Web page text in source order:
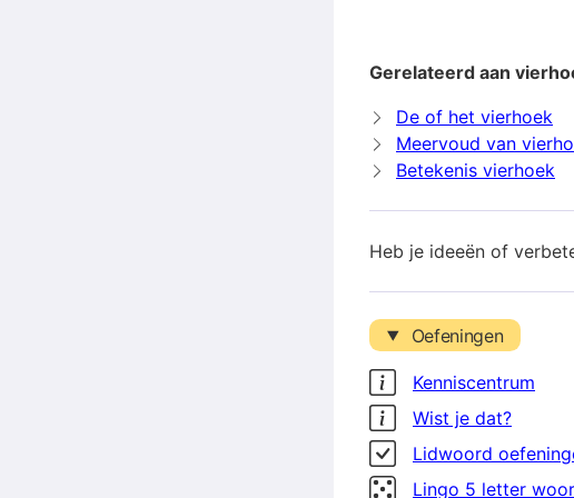
Gerelateerd aan
De of het vierhoek
Meervoud van
Betekenis vierhoek
Heb je ideeën of
Oefeningen
Kenniscentrum
Wist je dat?
Lidwoord
Lingo 5 letter